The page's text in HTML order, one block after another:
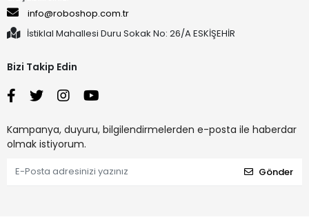
info@roboshop.com.tr
İstiklal Mahallesi Duru Sokak No: 26/A ESKİŞEHİR
Bizi Takip Edin
Kampanya, duyuru, bilgilendirmelerden e-posta ile haberdar
olmak istiyorum.
Gönder